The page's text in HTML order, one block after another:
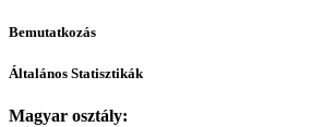
Bemutatkozás
Általános Statisztikák
Magyar osztály: